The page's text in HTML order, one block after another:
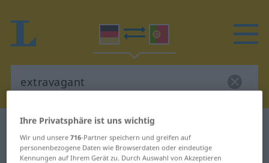
Deutsch-Portugiesisch Wörterbuch
Deutsch-Portugiesisch
Ihre Privatsphäre ist uns wichtig
Wir und unsere716-Partner speichern und greifen auf
personenbezogene Daten wie Browserdaten oder eindeutige
Kennungen auf Ihrem Gerät zu. Durch Auswahl von Akzeptieren